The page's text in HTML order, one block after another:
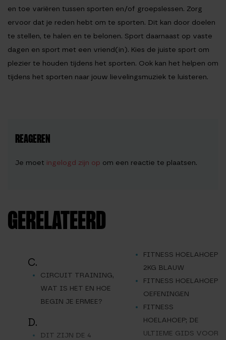
en toe variëren tussen sporten en/of groepslessen. Zorg
ervoor dat je reden hebt om te sporten. Dit kan door doelen
te stellen, te halen en te belonen. Sport daarnaast op vaste
dagen en sport met een vriend(in). Kies de juiste sport om
plezier te houden tijdens het sporten. Ook kan het helpen om
tijdens het sporten naar jouw lievelingsmuziek te luisteren.
REAGEREN
Je moet ingelogd zijn op om een reactie te plaatsen.
GERELATEERD
C.
CIRCUIT TRAINING,
WAT IS HET EN HOE
BEGIN JE ERMEE?
D.
DIT ZIJN DE 4
FITNESS HOELAHOEP
2KG BLAUW
FITNESS HOELAHOEP
OEFENINGEN
FITNESS
HOELAHOEP; DE
ULTIEME GIDS VOOR